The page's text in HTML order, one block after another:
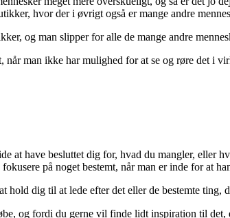
hvor der i øvrigt også er mange andre
og man slipper for alle de mange andre
man ikke har mulighed for at se og røre det i
at have besluttet dig for, hvad du mangler, eller
på noget bestemt, når man er inde for at
hold dig til at lede efter det eller de bestemte ting,
og fordi du gerne vil finde lidt inspiration til det,